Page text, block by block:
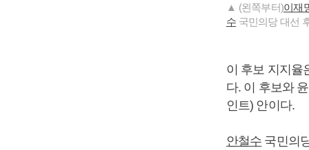
▲ (왼쪽부터)이재
수 국민의당 대선
이 후보 지지율
다. 이 후보와
인트) 안이다.
안철수 국민의